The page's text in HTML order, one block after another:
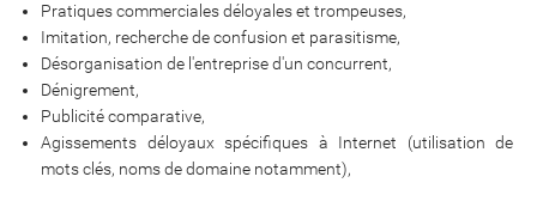
Pratiques commerciales déloyales et trompeuses,
Imitation, recherche de confusion et parasitisme,
Désorganisation de l'entreprise d'un concurrent,
Dénigrement,
Publicité comparative,
Agissements déloyaux spécifiques à Internet (utilisation de
mots clés, noms de domaine notamment),